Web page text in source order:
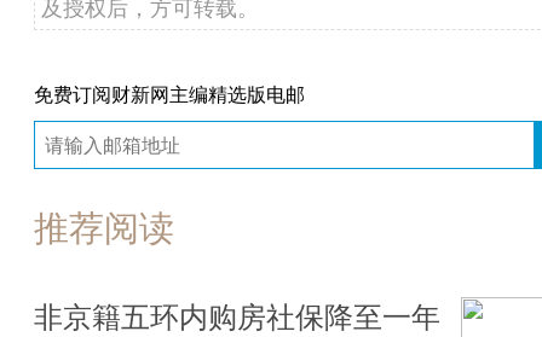
及授权后，方可转载。
免费订阅财新网主编精选版电邮
推荐阅读
非京籍五环内购房社保降至一年